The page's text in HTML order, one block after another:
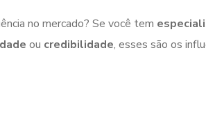
no mercado? Se você tem
ou credibilidade, esses são os